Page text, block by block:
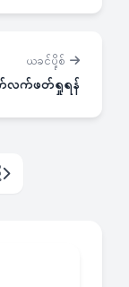
ယခင်ပို့စ်
က်ဖတ်ရှုရန်